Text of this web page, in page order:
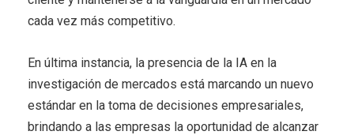
cada vez más competitivo.
En última instancia, la presencia de la IA en la
investigación de mercados está marcando un nuevo
estándar en la toma de decisiones empresariales,
brindando a las empresas la oportunidad de alcanzar